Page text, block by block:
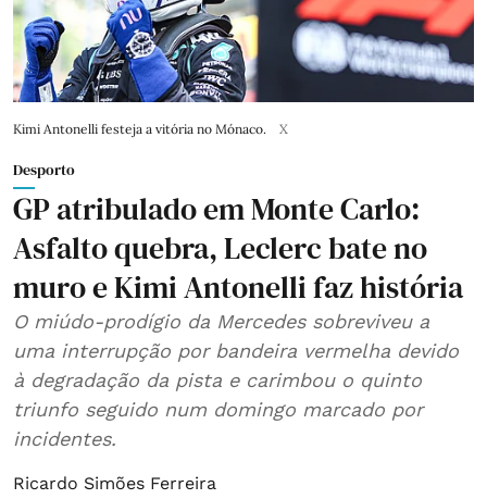
Kimi Antonelli festeja a vitória no Mónaco. X
Desporto
GP atribulado em Monte Carlo:
Asfalto quebra, Leclerc bate no
muro e Kimi Antonelli faz história
O miúdo-prodígio da Mercedes sobreviveu a
uma interrupção por bandeira vermelha devido
à degradação da pista e carimbou o quinto
triunfo seguido num domingo marcado por
incidentes.
Ricardo Simões Ferreira